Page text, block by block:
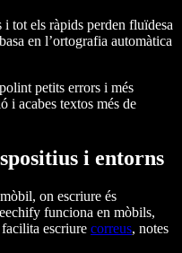
tot els ràpids perden fluïdesa
en l’ortografia automàtica
petits errors i més
i acabes textos més de
i entorns
on escriure és
funciona en mòbils,
escriure correus, notes